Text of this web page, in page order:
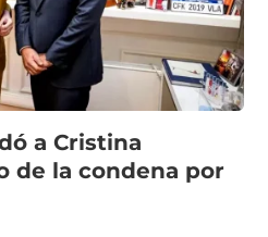
a Cristina
de la condena por